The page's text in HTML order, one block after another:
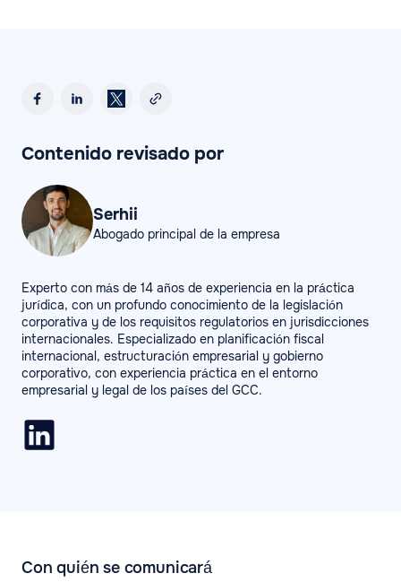
Contenido revisado por
Serhii
Abogado principal de la empresa
Experto con más de 14 años de experiencia en la práctica
jurídica, con un profundo conocimiento de la legislación
corporativa y de los requisitos regulatorios en jurisdicciones
internacionales. Especializado en planificación fiscal
internacional, estructuración empresarial y gobierno
corporativo, con experiencia práctica en el entorno
empresarial y legal de los países del GCC.
Con quién se comunicará